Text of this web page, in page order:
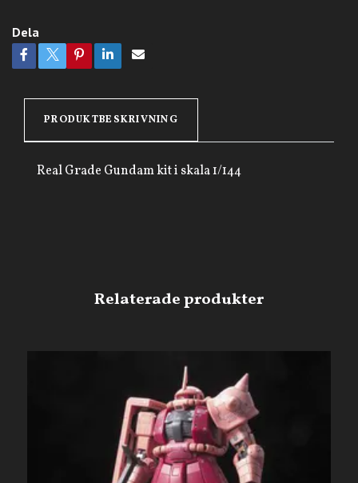
Dela
PRODUKTBESKRIVNING
Real Grade Gundam kit i skala 1/144